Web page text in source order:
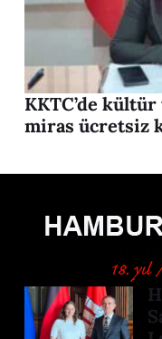
KKTC’de
miras ücretsiz